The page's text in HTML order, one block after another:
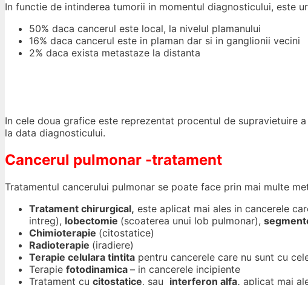
In functie de intinderea tumorii in momentul diagnosticului, este
50% daca cancerul este local, la nivelul plamanului
16% daca cancerul este in plaman dar si in ganglionii vecini
2% daca exista metastaze la distanta
In cele doua grafice este reprezentat procentul de supravietuire
la data diagnosticului.
Cancerul pulmonar -tratament
Tratamentul cancerului pulmonar se poate face prin mai multe
Tratament chirurgical, este aplicat mai ales in cancerele
intreg), lobectomie (scoaterea unui lob pulmonar),
Chimioterapie (citostatice)
Radioterapie (iradiere)
Terapie celulara tintita pentru cancerele care nu sunt cu
Terapie fotodinamica – in cancerele incipiente
Tratament cu citostatice, sau interferon alfa, aplicat mai